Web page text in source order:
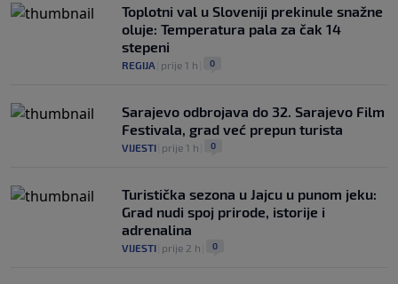
Toplotni val u Sloveniji prekinule snažne
oluje: Temperatura pala za čak 14
stepeni
REGIJA prije 1 h 0
Sarajevo odbrojava do 32. Sarajevo Film
Festivala, grad već prepun turista
VIJESTI prije 1 h 0
Turistička sezona u Jajcu u punom jeku:
Grad nudi spoj prirode, istorije i
adrenalina
VIJESTI prije 2 h 0